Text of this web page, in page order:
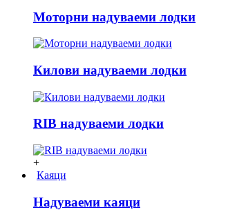
Моторни надуваеми лодки
Килови надуваеми лодки
RIB надуваеми лодки
+
Каяци
Надуваеми каяци